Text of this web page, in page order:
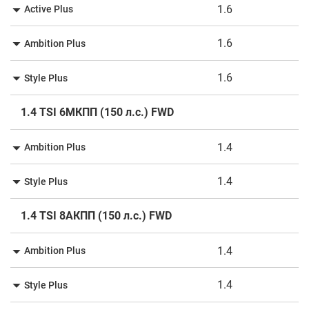
Active Plus 1.6
Ambition Plus 1.6
Style Plus 1.6
1.4 TSI 6МКПП (150 л.с.) FWD
Ambition Plus 1.4
Style Plus 1.4
1.4 TSI 8АКПП (150 л.с.) FWD
Ambition Plus 1.4
Style Plus 1.4